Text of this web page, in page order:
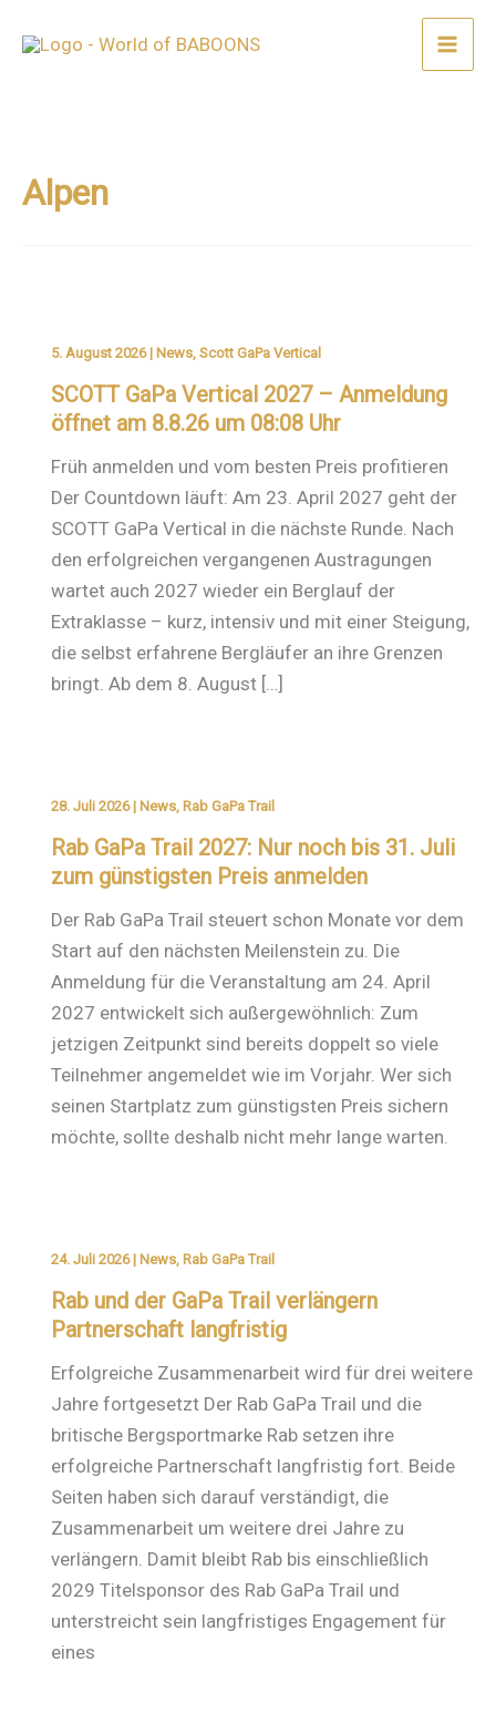
Inhalt
Alpen
5. August 2026| News, Scott GaPa Vertical
SCOTT GaPa Vertical 2027 – Anmeldung
öffnet am 8.8.26 um 08:08 Uhr
Früh anmelden und vom besten Preis profitieren
Der Countdown läuft: Am 23. April 2027 geht der
SCOTT GaPa Vertical in die nächste Runde. Nach
den erfolgreichen vergangenen Austragungen
wartet auch 2027 wieder ein Berglauf der
Extraklasse – kurz, intensiv und mit einer Steigung,
die selbst erfahrene Bergläufer an ihre Grenzen
bringt. Ab dem 8. August […]
28. Juli 2026| News, Rab GaPa Trail
Rab GaPa Trail 2027: Nur noch bis 31. Juli
zum günstigsten Preis anmelden
Der Rab GaPa Trail steuert schon Monate vor dem
Start auf den nächsten Meilenstein zu. Die
Anmeldung für die Veranstaltung am 24. April
2027 entwickelt sich außergewöhnlich: Zum
jetzigen Zeitpunkt sind bereits doppelt so viele
Teilnehmer angemeldet wie im Vorjahr. Wer sich
seinen Startplatz zum günstigsten Preis sichern
möchte, sollte deshalb nicht mehr lange warten.
24. Juli 2026| News, Rab GaPa Trail
Rab und der GaPa Trail verlängern
Partnerschaft langfristig
Erfolgreiche Zusammenarbeit wird für drei weitere
Jahre fortgesetzt Der Rab GaPa Trail und die
britische Bergsportmarke Rab setzen ihre
erfolgreiche Partnerschaft langfristig fort. Beide
Seiten haben sich darauf verständigt, die
Zusammenarbeit um weitere drei Jahre zu
verlängern. Damit bleibt Rab bis einschließlich
2029 Titelsponsor des Rab GaPa Trail und
unterstreicht sein langfristiges Engagement für
eines